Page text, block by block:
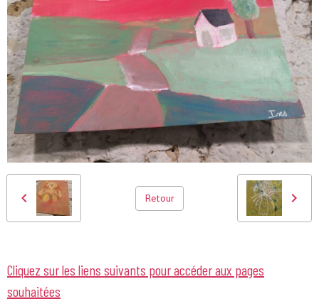
Retour
Cliquez sur les liens suivants pour accéder aux pages
souhaitées